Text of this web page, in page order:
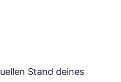
Stand deines